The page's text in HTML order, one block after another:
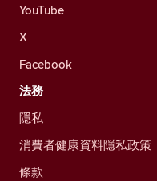
YouTube
X
Facebook
法務
隱私
消費者健康資料隱私政策
條款